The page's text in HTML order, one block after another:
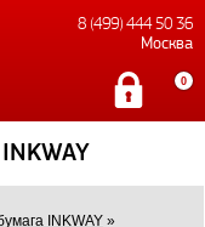
8 (499) 444 50 36
Москва
0
INKWAY »